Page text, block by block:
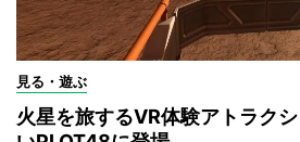
見る・遊ぶ
火星を旅するVR体験アトラク